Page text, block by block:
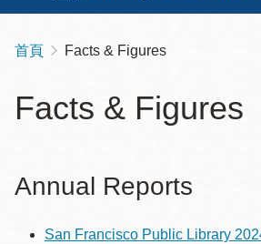
導
連
首頁 Facts & Figures
Facts & Figures
Annual Reports
San Francisco Public Library